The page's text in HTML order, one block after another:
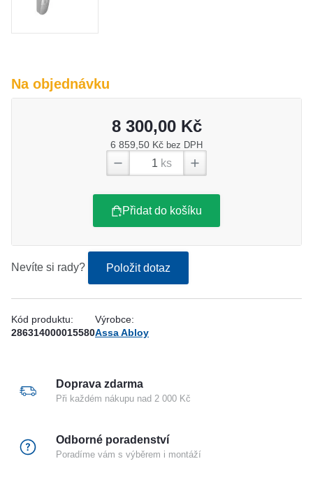
Na objednávku
8 300,00 Kč
6 859,50 Kč bez DPH
ks
Přidat do košíku
Nevíte si rady? Položit dotaz
Kód produktu:
286314000015580
Výrobce:
Assa Abloy
Doprava zdarma
Při každém nákupu nad 2 000 Kč
Odborné poradenství
Poradíme vám s výběrem i montáží